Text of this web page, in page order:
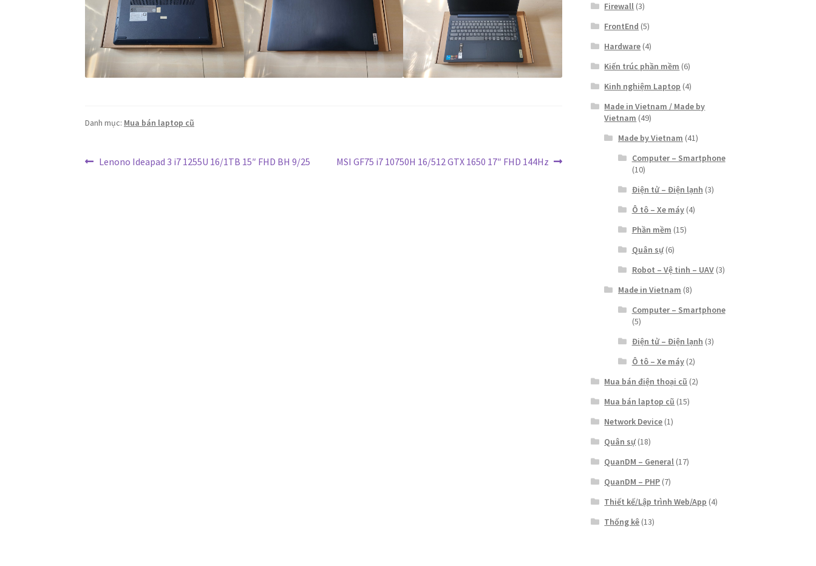
Danh mục: Mua bán laptop cũ
Điều
Bài
Lenono Ideapad 3 i7 1255U 16/1TB 15″ FHD BH 9/25
Bài
MSI GF75 i7 10750H 16/512 GTX 1650 17″ FHD 144Hz
Firewall (3)
FrontEnd (5)
Hardware (4)
Kiến trúc phần mềm (6)
Kinh nghiệm Laptop (4)
Made in Vietnam / Made by
Vietnam (49)
Made by Vietnam (41)
Computer – Smartphone
(10)
Điện tử – Điện lạnh (3)
Ô tô – Xe máy(4)
Phần mềm (15)
Quân sự(6)
Robot – Vệ tinh – UAV(3)
Made in Vietnam (8)
Computer – Smartphone
(5)
Điện tử – Điện lạnh (3)
Ô tô – Xe máy(2)
Mua bán điện thoại cũ (2)
Mua bán laptop cũ (15)
Network Device (1)
Quân sự (18)
QuanDM – General (17)
QuanDM – PHP (7)
Thiết kế/Lập trình Web/App (4)
Thống kê (13)